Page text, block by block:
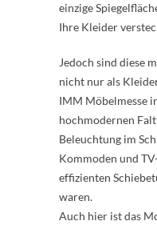
einzige
Ihre Kleider
Jedoch sind diese
nicht nur als
IMM Möbelmesse
hochmodernen
Beleuchtung im
Kommoden und
effizienten
waren.
Auch hier ist das